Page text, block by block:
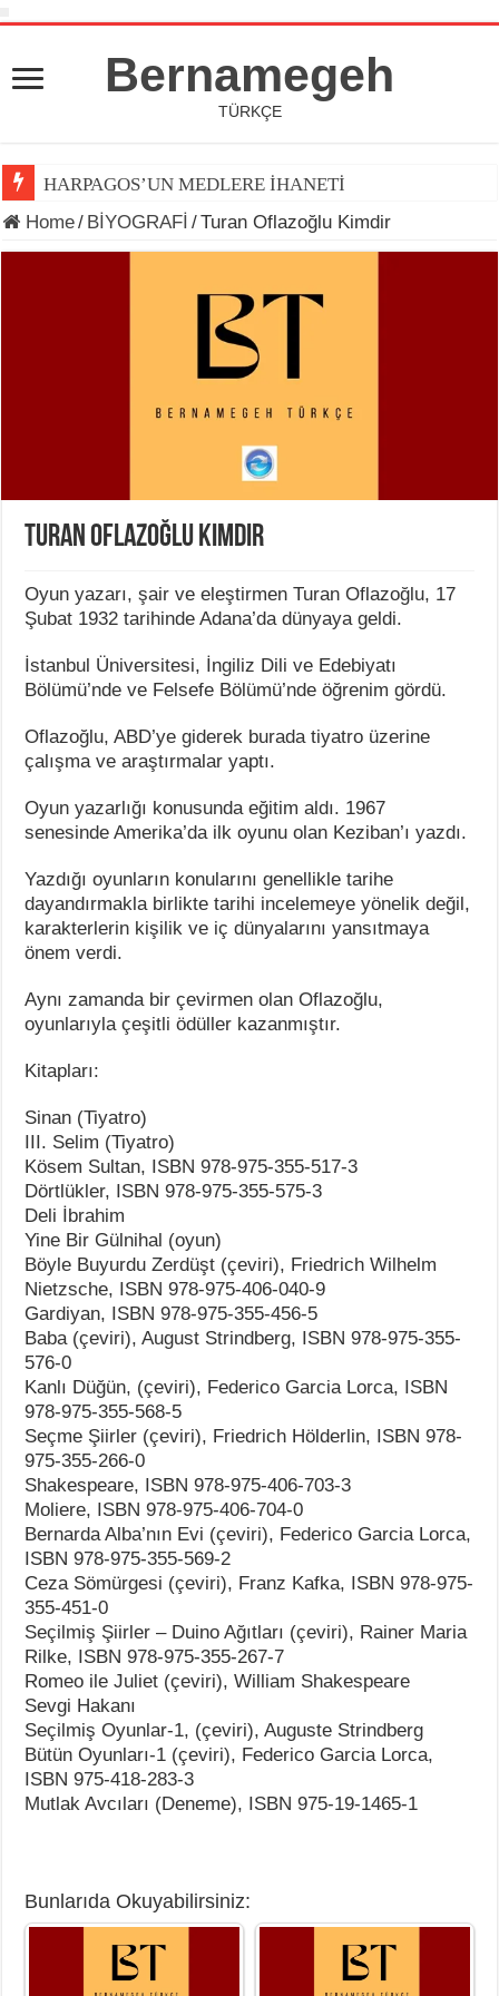
Bernamegeh
TÜRKÇE
HARPAGOS’UN MEDLERE İHANETİ
Home/ BİYOGRAFİ /Turan Oflazoğlu Kimdir
Turan Oflazoğlu Kimdir
Oyun yazarı, şair ve eleştirmen Turan Oflazoğlu, 17
Şubat 1932 tarihinde Adana’da dünyaya geldi.
İstanbul Üniversitesi, İngiliz Dili ve Edebiyatı
Bölümü’nde ve Felsefe Bölümü’nde öğrenim gördü.
Oflazoğlu, ABD’ye giderek burada tiyatro üzerine
çalışma ve araştırmalar yaptı.
Oyun yazarlığı konusunda eğitim aldı. 1967
senesinde Amerika’da ilk oyunu olan Keziban’ı yazdı.
Yazdığı oyunların konularını genellikle tarihe
dayandırmakla birlikte tarihi incelemeye yönelik değil,
karakterlerin kişilik ve iç dünyalarını yansıtmaya
önem verdi.
Aynı zamanda bir çevirmen olan Oflazoğlu,
oyunlarıyla çeşitli ödüller kazanmıştır.
Kitapları:
Sinan (Tiyatro)
III. Selim (Tiyatro)
Kösem Sultan, ISBN 978-975-355-517-3
Dörtlükler, ISBN 978-975-355-575-3
Deli İbrahim
Yine Bir Gülnihal (oyun)
Böyle Buyurdu Zerdüşt (çeviri), Friedrich Wilhelm
Nietzsche, ISBN 978-975-406-040-9
Gardiyan, ISBN 978-975-355-456-5
Baba (çeviri), August Strindberg, ISBN 978-975-355-
576-0
Kanlı Düğün, (çeviri), Federico Garcia Lorca, ISBN
978-975-355-568-5
Seçme Şiirler (çeviri), Friedrich Hölderlin, ISBN 978-
975-355-266-0
Shakespeare, ISBN 978-975-406-703-3
Moliere, ISBN 978-975-406-704-0
Bernarda Alba’nın Evi (çeviri), Federico Garcia Lorca,
ISBN 978-975-355-569-2
Ceza Sömürgesi (çeviri), Franz Kafka, ISBN 978-975-
355-451-0
Seçilmiş Şiirler – Duino Ağıtları (çeviri), Rainer Maria
Rilke, ISBN 978-975-355-267-7
Romeo ile Juliet (çeviri), William Shakespeare
Sevgi Hakanı
Seçilmiş Oyunlar-1, (çeviri), Auguste Strindberg
Bütün Oyunları-1 (çeviri), Federico Garcia Lorca,
ISBN 975-418-283-3
Mutlak Avcıları (Deneme), ISBN 975-19-1465-1
Bunlarıda Okuyabilirsiniz: